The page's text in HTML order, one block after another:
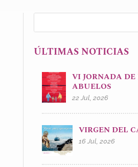
ÚLTIMAS NOTICIAS
VI JORNADA DE
ABUELOS
22 Jul, 2026
VIRGEN DEL
16 Jul, 2026